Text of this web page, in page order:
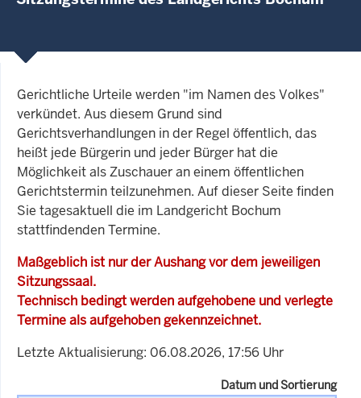
Gerichtliche Urteile werden "im Namen des Volkes"
verkündet. Aus diesem Grund sind
Gerichtsverhandlungen in der Regel öffentlich, das
heißt jede Bürgerin und jeder Bürger hat die
Möglichkeit als Zuschauer an einem öffentlichen
Gerichtstermin teilzunehmen. Auf dieser Seite finden
Sie tagesaktuell die im Landgericht Bochum
stattfindenden Termine.
Maßgeblich ist nur der Aushang vor dem jeweiligen
Sitzungssaal.
Technisch bedingt werden aufgehobene und verlegte
Termine als aufgehoben gekennzeichnet.
Letzte Aktualisierung: 06.08.2026, 17:56 Uhr
Datum und Sortierung